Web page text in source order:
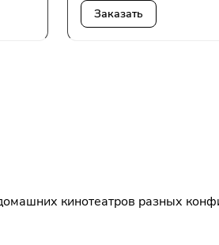
Заказать
кинотеатров разных